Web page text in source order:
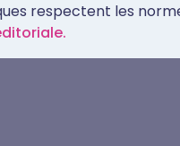
respectent les